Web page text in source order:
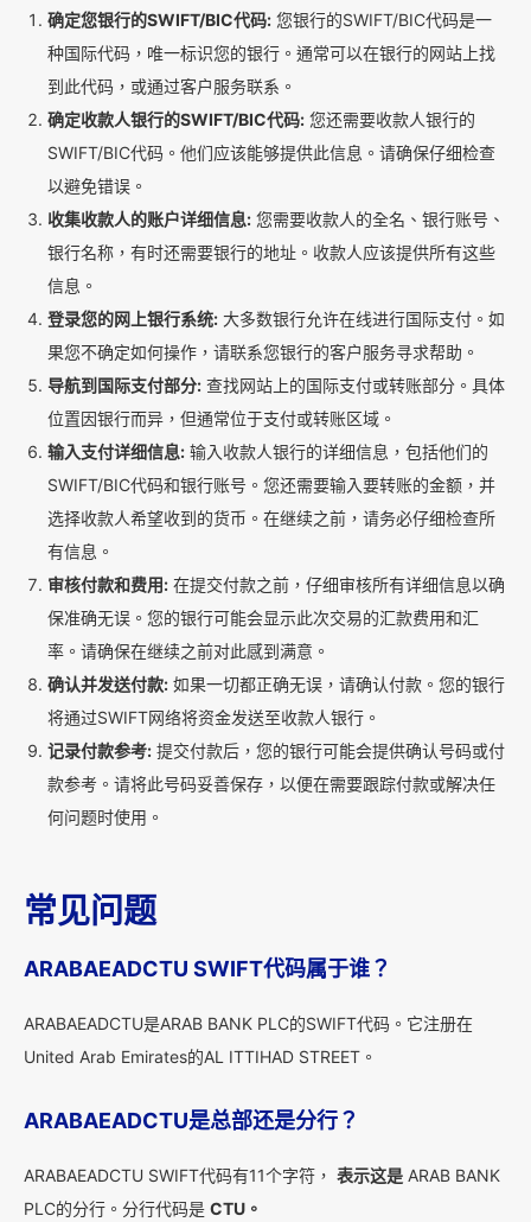
确定您银行的SWIFT/BIC代码: 您银行的SWIFT/BIC代码是一
种国际代码，唯一标识您的银行。通常可以在银行的网站上找
到此代码，或通过客户服务联系。
确定收款人银行的SWIFT/BIC代码: 您还需要收款人银行的
SWIFT/BIC代码。他们应该能够提供此信息。请确保仔细检查
以避免错误。
收集收款人的账户详细信息: 您需要收款人的全名、银行账号、
银行名称，有时还需要银行的地址。收款人应该提供所有这些
信息。
登录您的网上银行系统: 大多数银行允许在线进行国际支付。如
果您不确定如何操作，请联系您银行的客户服务寻求帮助。
导航到国际支付部分: 查找网站上的国际支付或转账部分。具体
位置因银行而异，但通常位于支付或转账区域。
输入支付详细信息: 输入收款人银行的详细信息，包括他们的
SWIFT/BIC代码和银行账号。您还需要输入要转账的金额，并
选择收款人希望收到的货币。在继续之前，请务必仔细检查所
有信息。
审核付款和费用: 在提交付款之前，仔细审核所有详细信息以确
保准确无误。您的银行可能会显示此次交易的汇款费用和汇
率。请确保在继续之前对此感到满意。
确认并发送付款: 如果一切都正确无误，请确认付款。您的银行
将通过SWIFT网络将资金发送至收款人银行。
记录付款参考: 提交付款后，您的银行可能会提供确认号码或付
款参考。请将此号码妥善保存，以便在需要跟踪付款或解决任
何问题时使用。
常见问题
ARABAEADCTU SWIFT代码属于谁？
ARABAEADCTU是ARAB BANK PLC的SWIFT代码。它注册在
United Arab Emirates的AL ITTIHAD STREET。
ARABAEADCTU是总部还是分行？
ARABAEADCTU SWIFT代码有11个字符， 表示这是 ARAB BANK
PLC的分行。分行代码是 CTU。